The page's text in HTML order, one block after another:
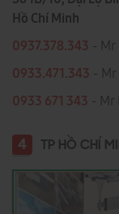
Hồ Chí Minh
0937.378.343 - Mr
0933.471.343 - Mr
0933 671 343 - Mr
4 TP HỒ CHÍ